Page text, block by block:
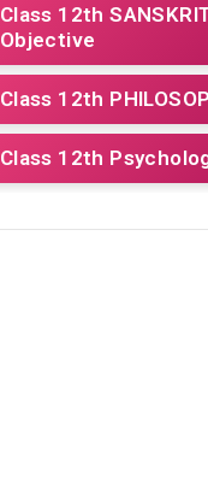
Class 12th
Objective
Class 12th
Class 12th